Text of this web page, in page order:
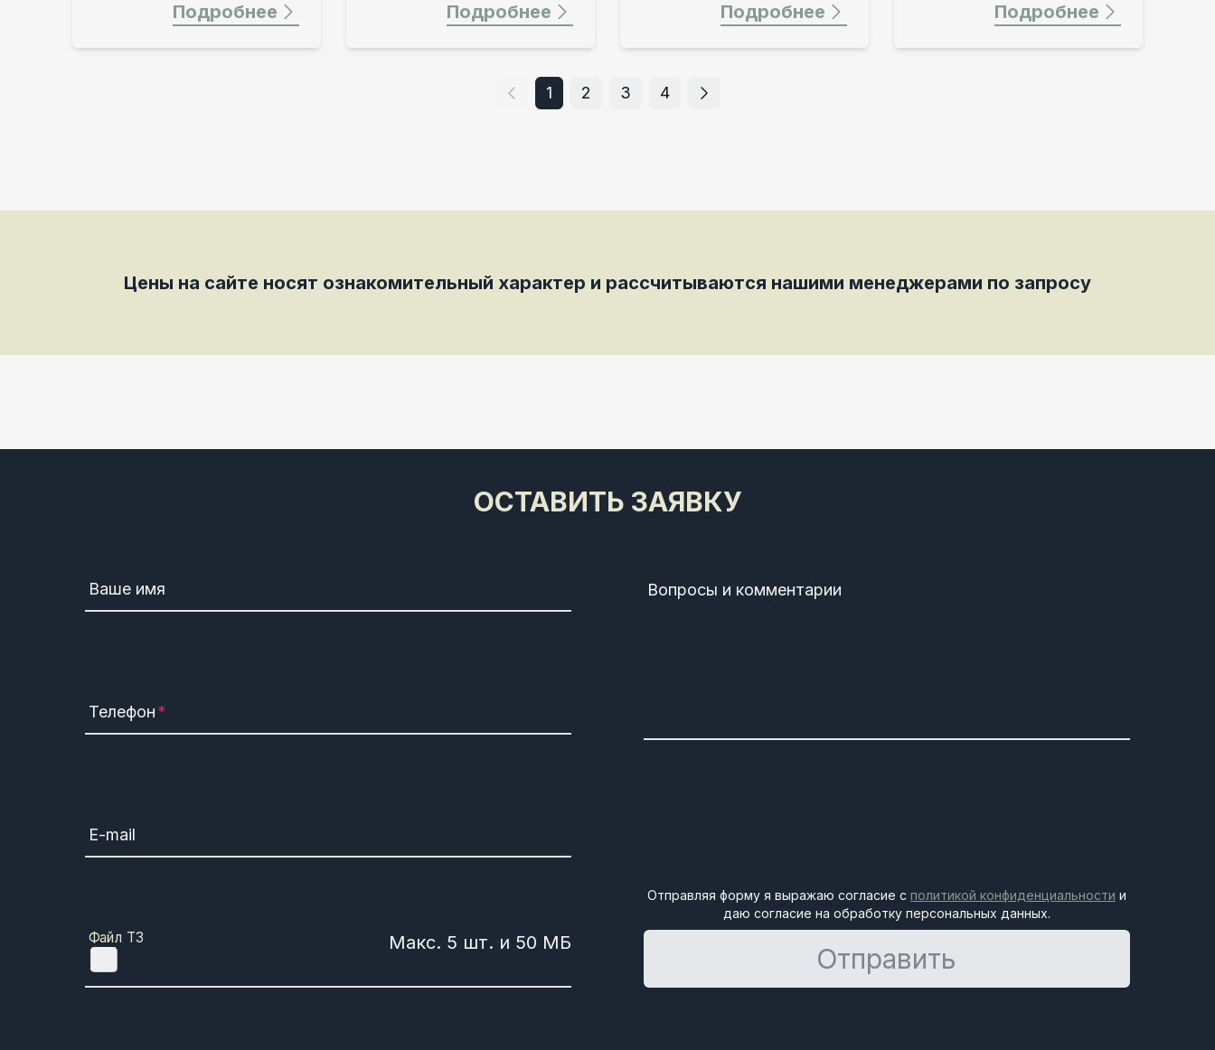
Подробнее Подробнее Подробнее Подробнее
1 2 3 4
Цены на сайте носят ознакомительный характер и рассчитываются нашими менеджерами по запросу
ОСТАВИТЬ ЗАЯВКУ
Ваше имя
Телефон
E-mail
Файл ТЗ
Вопросы и комментарии
Отправляя форму я выражаю согласие с политикой конфиденциальности и
даю согласие на обработку персональных данных.
Отправить